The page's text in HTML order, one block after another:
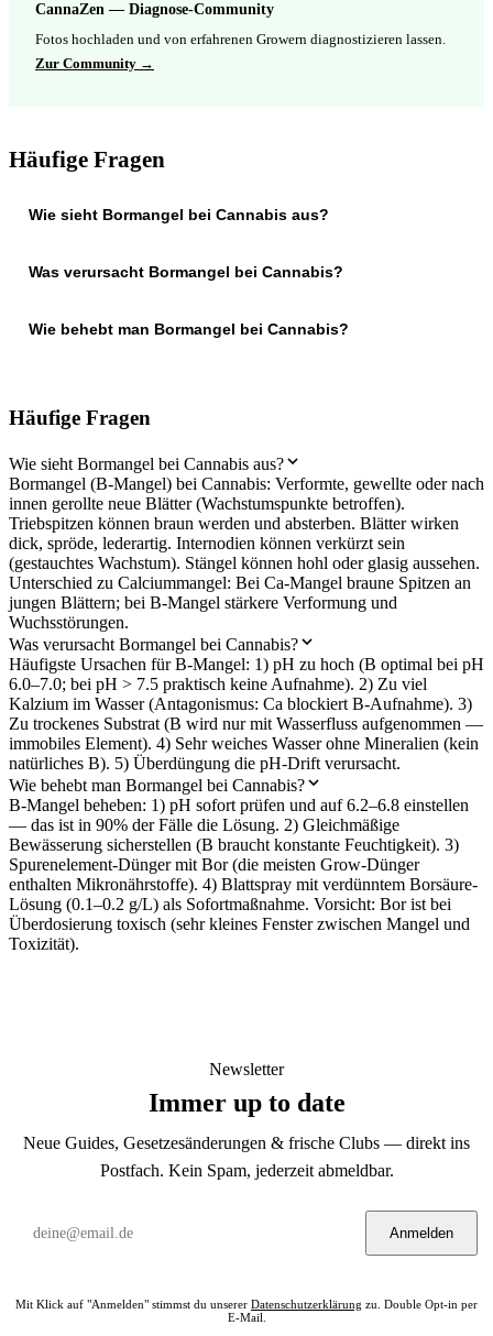
CannaZen — Diagnose-Community
Fotos hochladen und von erfahrenen Growern diagnostizieren lassen.
Zur Community →
Häufige Fragen
Wie sieht Bormangel bei Cannabis aus?
Was verursacht Bormangel bei Cannabis?
Wie behebt man Bormangel bei Cannabis?
Häufige Fragen
Wie sieht Bormangel bei Cannabis aus?
Bormangel (B-Mangel) bei Cannabis: Verformte, gewellte oder nach
innen gerollte neue Blätter (Wachstumspunkte betroffen).
Triebspitzen können braun werden und absterben. Blätter wirken
dick, spröde, lederartig. Internodien können verkürzt sein
(gestauchtes Wachstum). Stängel können hohl oder glasig aussehen.
Unterschied zu Calciummangel: Bei Ca-Mangel braune Spitzen an
jungen Blättern; bei B-Mangel stärkere Verformung und
Wuchsstörungen.
Was verursacht Bormangel bei Cannabis?
Häufigste Ursachen für B-Mangel: 1) pH zu hoch (B optimal bei pH
6.0–7.0; bei pH > 7.5 praktisch keine Aufnahme). 2) Zu viel
Kalzium im Wasser (Antagonismus: Ca blockiert B-Aufnahme). 3)
Zu trockenes Substrat (B wird nur mit Wasserfluss aufgenommen —
immobiles Element). 4) Sehr weiches Wasser ohne Mineralien (kein
natürliches B). 5) Überdüngung die pH-Drift verursacht.
Wie behebt man Bormangel bei Cannabis?
B-Mangel beheben: 1) pH sofort prüfen und auf 6.2–6.8 einstellen
— das ist in 90% der Fälle die Lösung. 2) Gleichmäßige
Bewässerung sicherstellen (B braucht konstante Feuchtigkeit). 3)
Spurenelement-Dünger mit Bor (die meisten Grow-Dünger
enthalten Mikronährstoffe). 4) Blattspray mit verdünntem Borsäure-
Lösung (0.1–0.2 g/L) als Sofortmaßnahme. Vorsicht: Bor ist bei
Überdosierung toxisch (sehr kleines Fenster zwischen Mangel und
Toxizität).
Newsletter
Immer up to date
Neue Guides, Gesetzesänderungen & frische Clubs — direkt ins
Postfach. Kein Spam, jederzeit abmeldbar.
Anmelden
Mit Klick auf "Anmelden" stimmst du unserer Datenschutzerklärung zu. Double Opt-in per
E-Mail.